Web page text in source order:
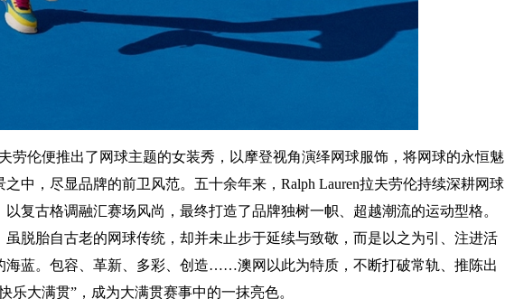
劳伦便推出了网球主题的女装秀，以摩登视角演绎网球服饰，将网球的永恒魅
中，尽显品牌的前卫风范。五十余年来，Ralph Lauren拉夫劳伦持续深耕网球
复古格调融汇赛场风尚，最终打造了品牌独树一帜、超越潮流的运动型格。
脱胎自古老的网球传统，却并未止步于延续与致敬，而是以之为引、注进活
海蓝。包容、革新、多彩、创造……澳网以此为特质，不断打破常轨、推陈出
乐大满贯”，成为大满贯赛事中的一抹亮色。